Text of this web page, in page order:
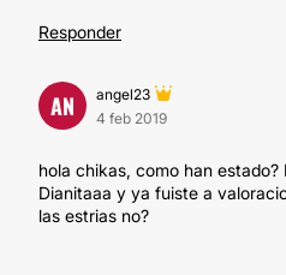
Responder
AN
angel23
4 feb 2019
hola chikas, como han
Dianitaaa y ya fuiste a
las estrias no?